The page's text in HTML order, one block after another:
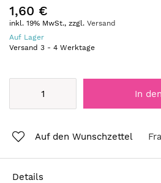
1,60 €
inkl. 19% MwSt., zzgl. Versand
Auf Lager
Versand 3 - 4 Werktage
In
Auf den Wunschzettel
Details